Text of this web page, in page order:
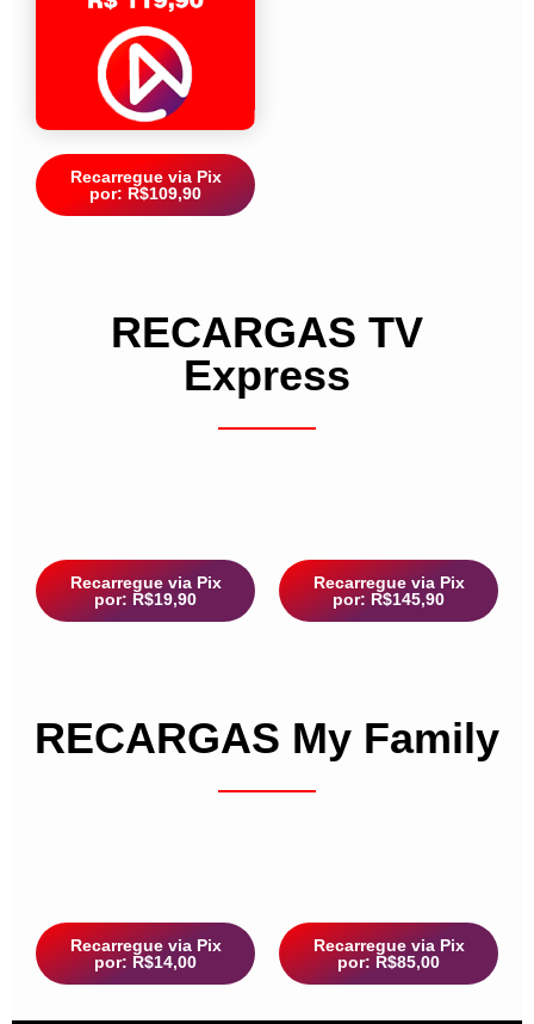
Recarregue via Pix
por: R$109,90
RECARGAS TV
Express
Recarregue via Pix
por: R$19,90
Recarregue via Pix
por: R$145,90
RECARGAS My Family
Recarregue via Pix
por: R$14,00
Recarregue via Pix
por: R$85,00